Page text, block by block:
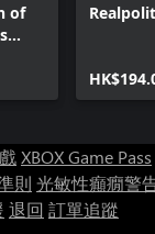
of
XBOX Game Pass
則 光敏性癲癇警
退回 訂單追蹤